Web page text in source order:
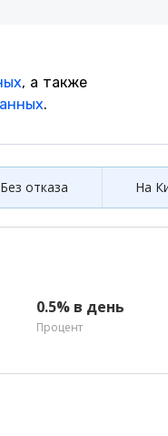
Без отказа На
0.5% в день
Процент